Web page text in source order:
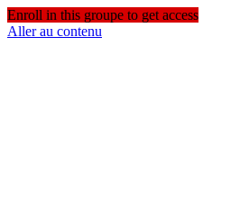
Enroll in this groupe to get access
Aller au contenu